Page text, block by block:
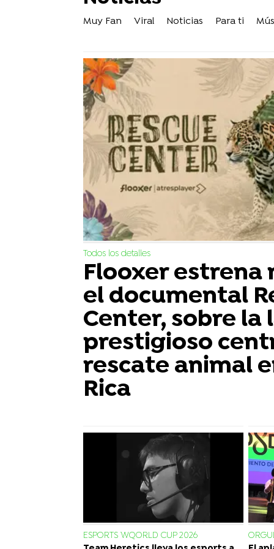
Muy Fan Viral Noticias Para ti
Todos los detalles
Flooxer estrena
el documental
Center, sobre la
prestigioso
rescate animal
Rica
ESPORTS WQORLD CUP 2026